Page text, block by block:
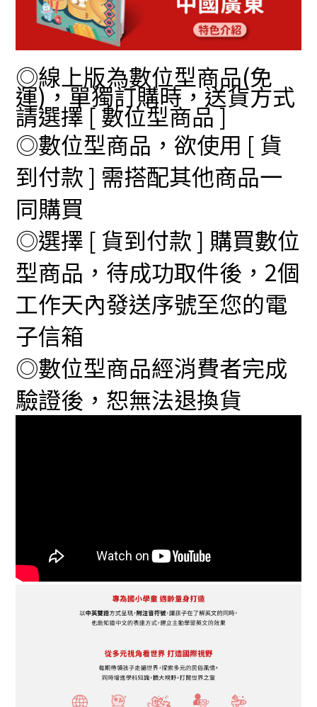
◎線上版為數位型商品(免
運)，單獨訂購時，送貨方式
請選擇 [ 數位型商品 ]
◎數位型商品，欲使用 [ 貨
到付款 ] 需搭配其他商品一
同購買
◎選擇 [ 貨到付款 ] 購買數位
型商品，待成功取件後，2個
工作天內發送序號至您的電
子信箱
◎數位型商品經消費者完成
驗證後，恕無法退換貨